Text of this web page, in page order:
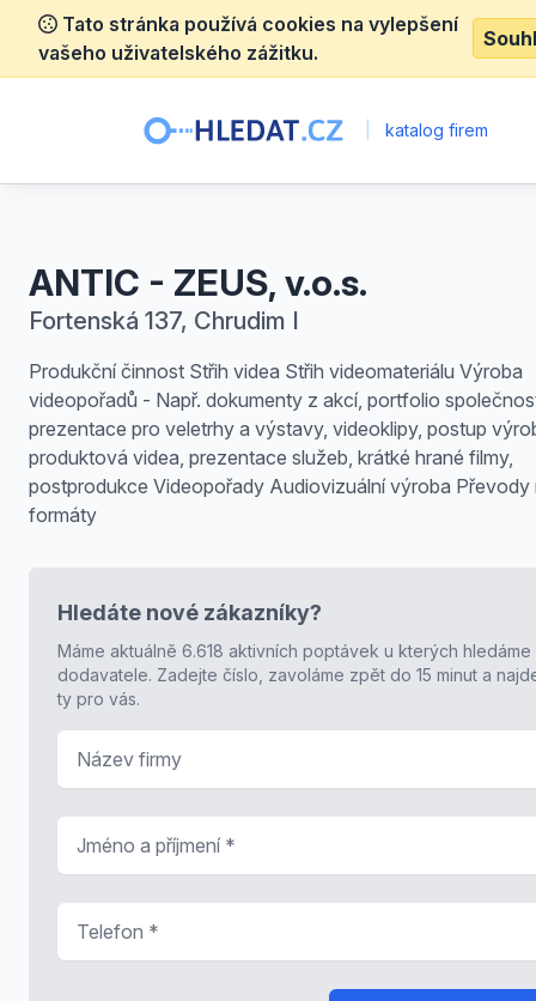
Tato stránka používá cookies na vylepšení
vašeho uživatelského zážitku.
katalog firem
ANTIC - ZEUS, v.o.s.
Fortenská 137, Chrudim I
Produkční činnost Střih videa Střih videomateriálu Výroba
videopořadů - Např. dokumenty z akcí, portfolio
prezentace pro veletrhy a výstavy, videoklipy, postup
produktová videa, prezentace služeb, krátké hrané filmy,
postprodukce Videopořady Audiovizuální výroba Převody
formáty
Hledáte nové zákazníky?
Máme aktuálně 6.618 aktivních poptávek u kterých hledáme
dodavatele. Zadejte číslo, zavoláme zpět do 15 minut a
ty pro vás.